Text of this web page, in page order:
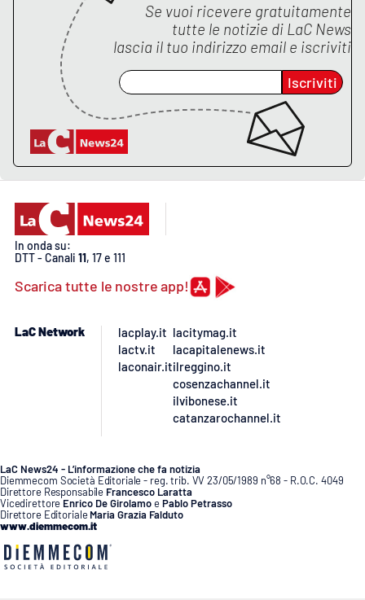
Se vuoi ricevere gratuitamente
tutte le notizie di LaC News
lascia il tuo indirizzo email e iscriviti
Iscriviti
In onda su:
DTT - Canali 11, 17 e 111
Scarica tutte le nostre app!
LaC Network
lacplay.it
lactv.it
laconair.it
lacitymag.it
lacapitalenews.it
ilreggino.it
cosenzachannel.it
ilvibonese.it
catanzarochannel.it
LaC News24 - L’informazione che fa notizia
Diemmecom Società Editoriale - reg. trib. VV 23/05/1989 n°68 - R.O.C. 4049
Direttore Responsabile Francesco Laratta
Vicedirettore Enrico De GirolamoePablo Petrasso
Direttore Editoriale Maria Grazia Falduto
www.diemmecom.it